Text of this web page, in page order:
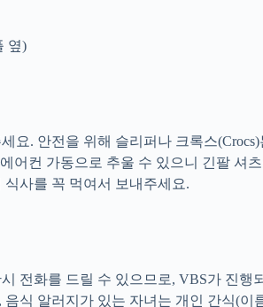
옆)
요. 안전을 위해 슬리퍼나 크록스
어컨 가동으로 추울 수 있으니 긴팔 셔
사를 꼭 먹여서 보내주세요.
전화를 드릴 수 있으므로, VBS가 진행
식 알러지가 있는 자녀는 개인 간식(